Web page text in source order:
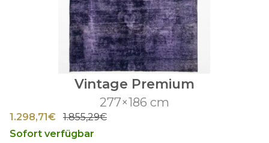
Vintage Premium
277×186 cm
1.298,71€
1.855,29€
Sofort verfügbar